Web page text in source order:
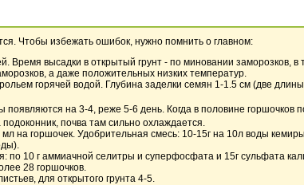
Чтобы избежать ошибок, нужно помнить о главном:
высадки в открытый грунт - по миновании заморозков, в
а даже положительных низких температур.
горячей водой. Глубина заделки семян 1-1.5 см (две
появляются на 3-4, реже 5-6 день. Когда в половине горшочков
почва там сильно охлаждается.
на горшочек. Удобрительная смесь: 10-15г на 10л воды
по 10 г аммиачной селитры и суперфосфата и 15г сульфата
28 горшочков.
для открытого грунта 4-5.